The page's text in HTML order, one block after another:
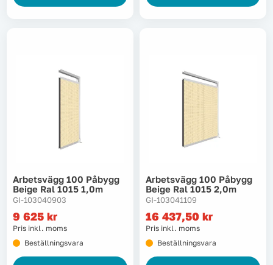
Arbetsvägg 100 Påbygg
Beige Ral 1015 1,0m
GI-103040903
9 625 kr
Pris inkl. moms
Beställningsvara
Arbetsvägg 100 Påbygg
Beige Ral 1015 2,0m
GI-103041109
16 437,50 kr
Pris inkl. moms
Beställningsvara